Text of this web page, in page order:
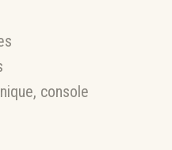
console